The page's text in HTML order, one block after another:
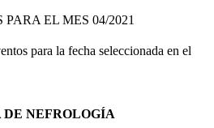
PARA EL MES 04/2021
para la fecha seleccionada en el
DE NEFROLOGÍA